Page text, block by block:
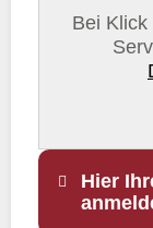
Bei
Hier